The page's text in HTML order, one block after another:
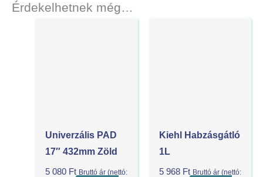
Érdekelhetnek még…
Univerzális PAD
17″ 432mm Zöld
5 080 Ft Bruttó ár (nettó:
Kiehl Habzásgátló
1L
5 968 Ft Bruttó ár (nettó: